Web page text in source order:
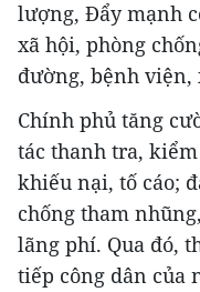
lượng, Đẩy mạnh
xã hội, phòng
đường, bệnh viện,
Chính phủ tăng
tác thanh tra,
khiếu nại, tố cáo;
chống tham
lãng phí. Qua đó,
tiếp công dân của